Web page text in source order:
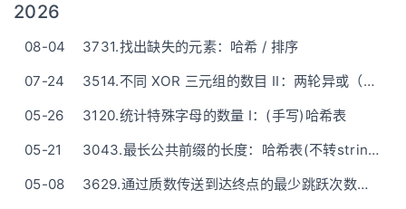
2026
08-04
3731.找出缺失的元素：哈希 / 排序
07-24
3514.不同 XOR 三元组的数目 II：两轮异或（异或结果放集合）
05-26
3120.统计特殊字母的数量 I：(手写)哈希表
05-21
3043.最长公共前缀的长度：哈希表(不转string)
05-08
3629.通过质数传送到达终点的最少跳跃次数：埃式筛+BFS